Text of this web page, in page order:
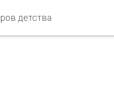
детства